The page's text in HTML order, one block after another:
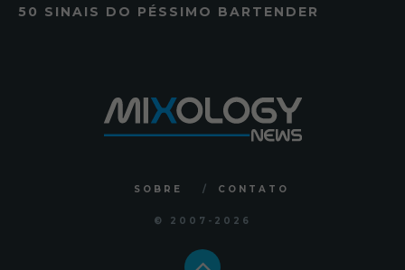
50 SINAIS DO PÉSSIMO BARTENDER
SOBRE CONTATO
© 2007 -2026